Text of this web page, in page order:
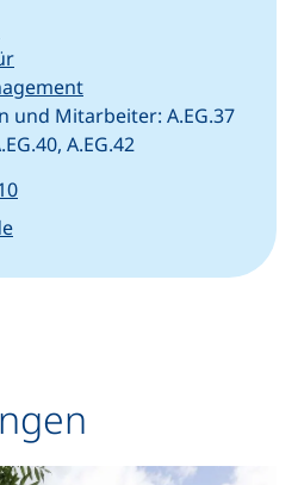
und Mitarbeiter: A.EG.37
A.EG.42
(startet einen Telefonanruf,
(öffnet Ihr E-Mail-Programm)